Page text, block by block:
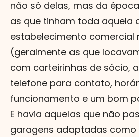
não só delas, mas da
as que tinham toda aquela
estabelecimento comercial
(geralmente as que
com carteirinhas de sócio,
telefone para contato,
funcionamento e um bom
E havia aquelas que não
garagens adaptadas